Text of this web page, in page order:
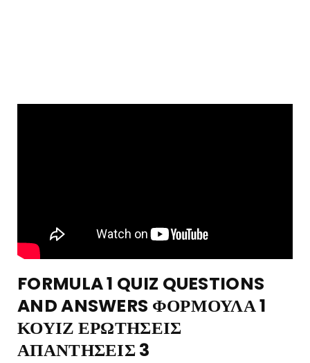
FORMULA 1 QUIZ QUESTIONS
AND ANSWERS ΦΟΡΜΟΥΛΑ 1
ΚΟΥΙΖ ΕΡΩΤΗΣΕΙΣ
ΑΠΑΝΤΗΣΕΙΣ 3